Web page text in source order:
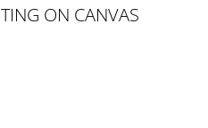
ON CANVAS